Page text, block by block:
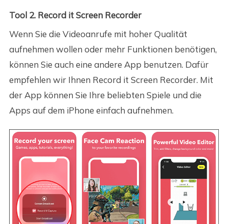
Tool 2. Record it Screen Recorder
Wenn Sie die Videoanrufe mit hoher Qualität
aufnehmen wollen oder mehr Funktionen benötigen,
können Sie auch eine andere App benutzen. Dafür
empfehlen wir Ihnen Record it Screen Recorder. Mit
der App können Sie Ihre beliebten Spiele und die
Apps auf dem iPhone einfach aufnehmen.